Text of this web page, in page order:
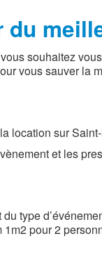
du
souhaitez
vous sauver la
location sur
et les
type
pour 2